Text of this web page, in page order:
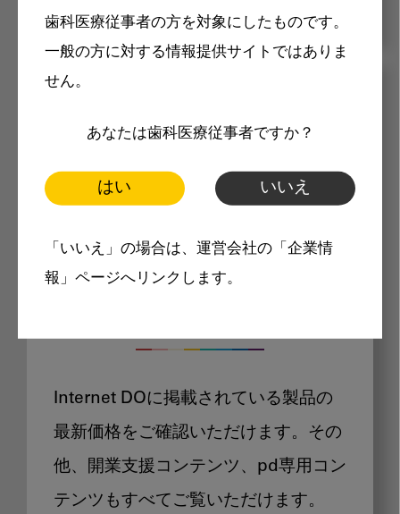
歯科医療従事者の方を対象にしたものです。
一般の方に対する情報提供サイトではありま
せん。
あなたは歯科医療従事者ですか？
はい いいえ
「いいえ」の場合は、運営会社の「企業情
報」ページへリンクします。
Internet DOに掲載されている
Internet DOに掲載されている製品の
最新価格をご確認いただけます。その
他、開業支援コンテンツ、pd専用コン
テンツもすべてご覧いただけます。